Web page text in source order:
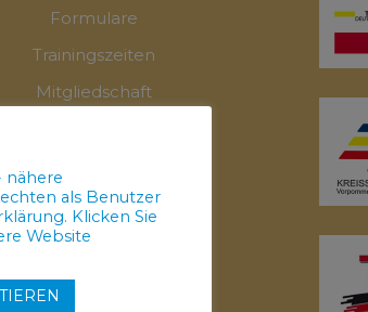
Formulare
Trainingszeiten
Mitgliedschaft
nähere
als Benutzer
Klicken Sie
Website